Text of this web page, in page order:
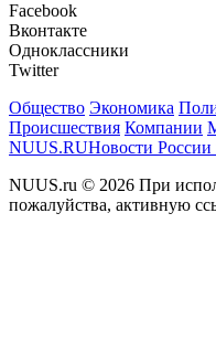
Facebook
Вконтакте
Одноклассники
Twitter
Общество Экономика
Происшествия Компании
NUUS.RUНовости
NUUS.ru © 2026 При
пожалуйства, активную